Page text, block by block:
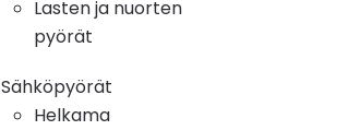
Lasten ja nuorten
pyörät
Sähköpyörät
Helkama